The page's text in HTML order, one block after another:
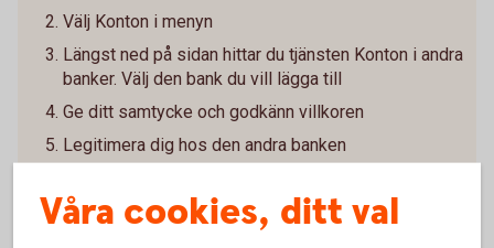
Välj Konton i menyn
Längst ned på sidan hittar du tjänsten Konton i andra
banker. Välj den bank du vill lägga till
Ge ditt samtycke och godkänn villkoren
Legitimera dig hos den andra banken
från den andra banken
Välj vilka konton du vill visa
Våra cookies, ditt val